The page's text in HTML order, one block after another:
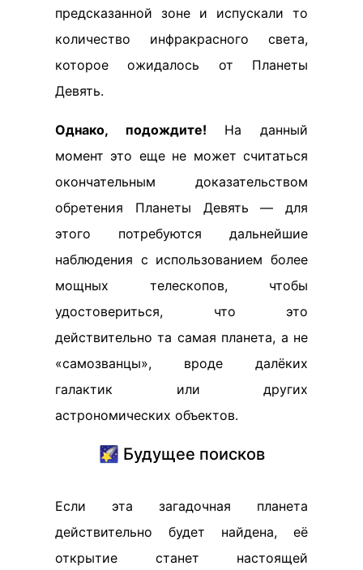
предсказанной зоне и испускали то
количество инфракрасного света,
которое ожидалось от Планеты
Девять.
Однако, подождите! На данный
момент это еще не может считаться
окончательным доказательством
обретения Планеты Девять — для
этого потребуются дальнейшие
наблюдения с использованием более
мощных телескопов, чтобы
удостовериться, что это
действительно та самая планета, а не
«самозванцы», вроде далёких
галактик или других
астрономических объектов.
🌠 Будущее поисков
Если эта загадочная планета
действительно будет найдена, её
открытие станет настоящей